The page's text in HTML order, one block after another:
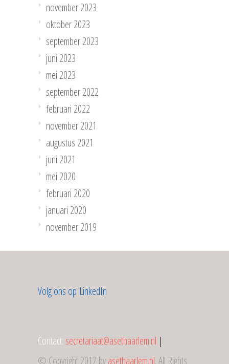
november 2023
oktober 2023
september 2023
juni 2023
mei 2023
september 2022
februari 2022
november 2021
augustus 2021
juni 2021
mei 2020
februari 2020
januari 2020
november 2019
Volg ons op LinkedIn
Contact: secretariaat@asethaarlem.nl |
© Copyright 2017 byasethaarlem.nl. All Rights